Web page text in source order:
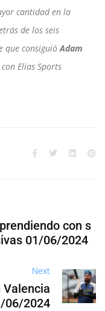
cantidad en la
de los seis
que consiguióAdam
Elias Sports
con s
01/06/2024
Next
Valencia
06/2024